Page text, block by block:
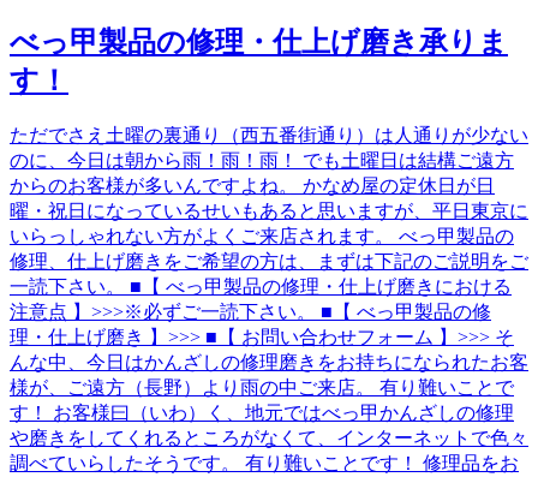
べっ甲製品の修理・仕上げ磨き承りま
す！
ただでさえ土曜の裏通り（西五番街通り）は人通りが少ない
のに、今日は朝から雨！雨！雨！ でも土曜日は結構ご遠方
からのお客様が多いんですよね。 かなめ屋の定休日が日
曜・祝日になっているせいもあると思いますが、平日東京に
いらっしゃれない方がよくご来店されます。 べっ甲製品の
修理、仕上げ磨きをご希望の方は、まずは下記のご説明をご
一読下さい。 ■【 べっ甲製品の修理・仕上げ磨きにおける
注意点 】>>>※必ずご一読下さい。 ■【 べっ甲製品の修
理・仕上げ磨き 】>>> ■【 お問い合わせフォーム 】>>> そ
んな中、今日はかんざしの修理磨きをお持ちになられたお客
様が、ご遠方（長野）より雨の中ご来店。 有り難いことで
す！ お客様曰（いわ）く、地元ではべっ甲かんざしの修理
や磨きをしてくれるところがなくて、インターネットで色々
調べていらしたそうです。 有り難いことです！ 修理品をお